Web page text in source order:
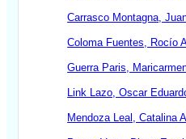
Carrasco Montagna,
Coloma Fuentes, Rocío
Guerra Paris,
Link Lazo, Oscar
Mendoza Leal, Catalina